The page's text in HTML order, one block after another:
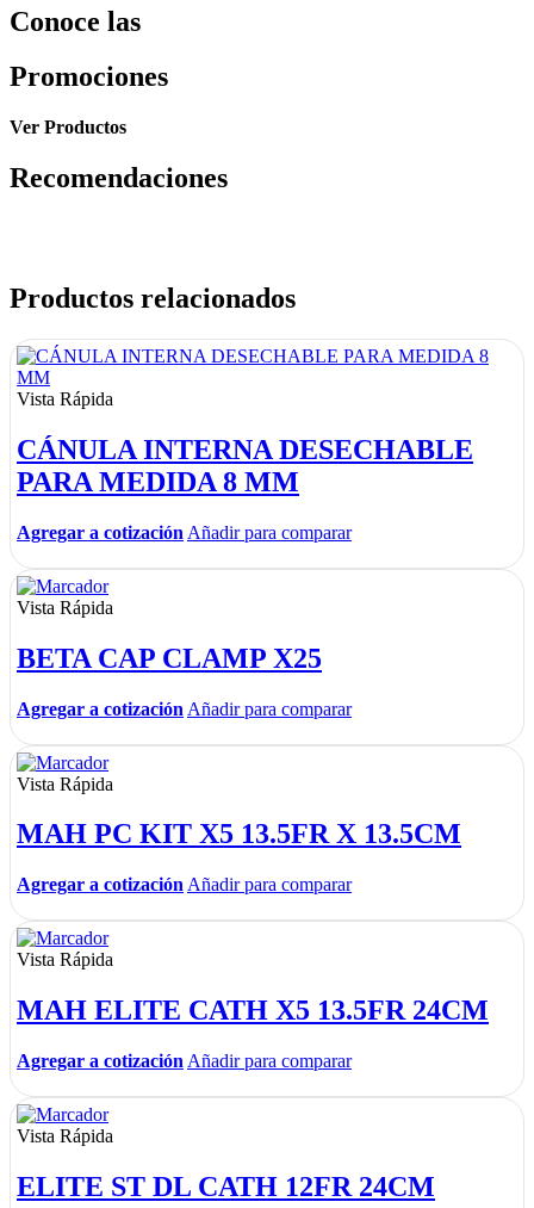
Conoce las
Promociones
Ver Productos
Recomendaciones
Productos relacionados
Vista Rápida
CÁNULA INTERNA DESECHABLE
PARA MEDIDA 8 MM
Agregar a cotización Añadir para comparar
Vista Rápida
BETA CAP CLAMP X25
Agregar a cotización Añadir para comparar
Vista Rápida
MAH PC KIT X5 13.5FR X 13.5CM
Agregar a cotización Añadir para comparar
Vista Rápida
MAH ELITE CATH X5 13.5FR 24CM
Agregar a cotización Añadir para comparar
Vista Rápida
ELITE ST DL CATH 12FR 24CM